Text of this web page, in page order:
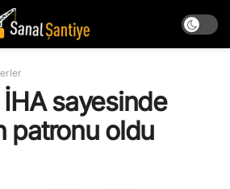
sayesinde
patronu oldu